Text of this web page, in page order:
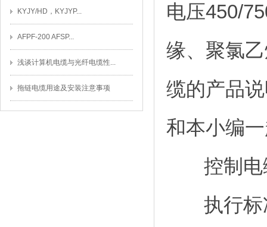
KYJY/HD，KYJYP...
AFPF-200 AFSP...
浅谈计算机电缆与光纤电缆性...
拖链电缆用途及安装注意事项
电压450/
缘、聚氯
缆的产品
和本小编
控制电
执行标准